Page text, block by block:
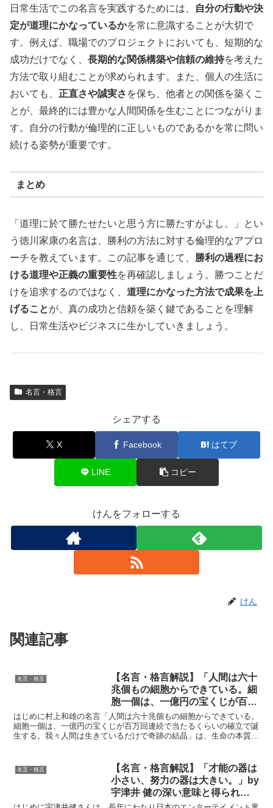
日常生活でこの名言を実践するためには、
自分の行動や決
定が道理にかなっているかを常に意識することが大切で
す。例えば、職場でのプロジェクトにおいても、短期的な
成功だけでなく、 長期的な関係構築や信頼の維持を考えた
方法で取り組むことが求められます。また、個人の生活に
おいても、 正直さや誠実さ を保ち、他者との関係を築くこ
とが、最終的には豊かな人間関係を生むことにつながりま
す。自分の行動が倫理的に正しいものであるかを常に問い
続ける姿勢が重要です。
まとめ
「道理に於て勝たせたいと思う方に勝たすがよし。」とい
う徳川家康の名言は、勝利の方法に対する倫理的なアプロ
ーチを教えています。この記事を通じて、 勝利の過程にお
ける道理や正義の重要性を再確認しましょう。勝つことだ
けを追求するのではなく、 道理にかなった方法で成果を上
げることが、真の成功と信頼を築く鍵であることを理解
し、日常生活やビジネスに生かしていきましょう。
名言・格言
シェアする
X Facebook はてブ
LINE コピー
けんをフォローする
けん
関連記事
名言・格言
【名言・格言解説】「人間は六十
兆個もの細胞からできている。細
胞一個は、一億円の宝くじが百万
回連続で当たるくらいの確立で誕
生する。我々人間は生きているだ
けで奇跡の結晶」by 村上和雄の
はじめに村上和雄の名言「人間は六十兆個もの細胞からできている。
細胞一個は、一億円の宝くじが百万回連続で当たるくらいの確立で誕
生する。我々人間は生きているだけで奇跡の結晶」は、生命の本質に
名言・格言
【名言・格言解説】「才能の器は
小さい、努力の器は大きい。」by
宇津井 健の深い意味と得られる
教訓